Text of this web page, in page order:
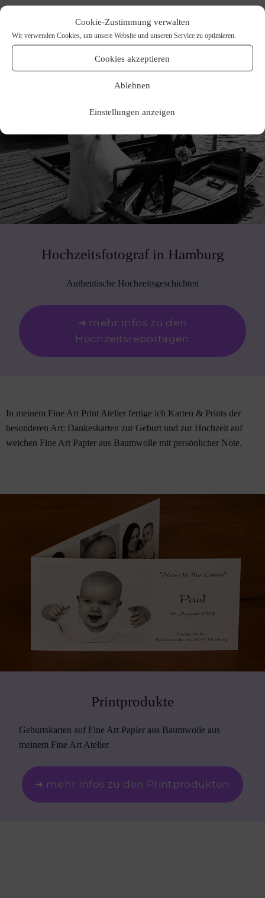
Cookie-Zustimmung verwalten
Wir verwenden Cookies, um unsere Website und unseren Service zu optimieren.
Cookies akzeptieren
Ablehnen
Einstellungen anzeigen
Hochzeitsfotograf in Hamburg
Authentische Hochzeitsgeschichten
➜ mehr Infos zu den
Hochzeitsreportagen
In meinem Fine Art Print Atelier fertige ich Karten & Prints der
besonderen Art: Dankeskarten zur Geburt und zur Hochzeit auf
weichen Fine Art Papier aus Baumwolle mit persönlicher Note.
Printprodukte
Geburtskarten auf Fine Art Papier aus Baumwolle aus
meinem Fine Art Atelier
➜ mehr Infos zu den Printprodukten